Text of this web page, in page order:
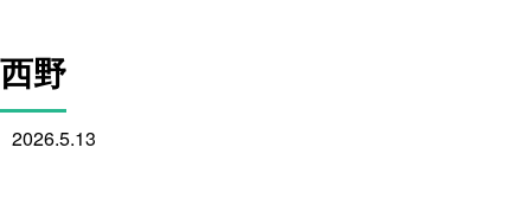
西野
2026.5.13